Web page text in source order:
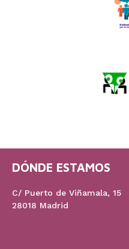
DÓNDE ESTAMOS
C/ Puerto de Viñamala, 15
28018 Madrid